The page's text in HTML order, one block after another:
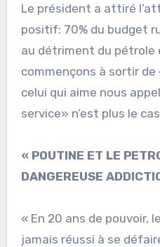
Le président a attiré
positif: 70% du budget
au détriment du pétrole
commençons à sortir de
celui qui aime nous
service» n’est plus le
« POUTINE ET LE
DANGEREUSE
« En 20 ans de pouvoir,
jamais réussi à se